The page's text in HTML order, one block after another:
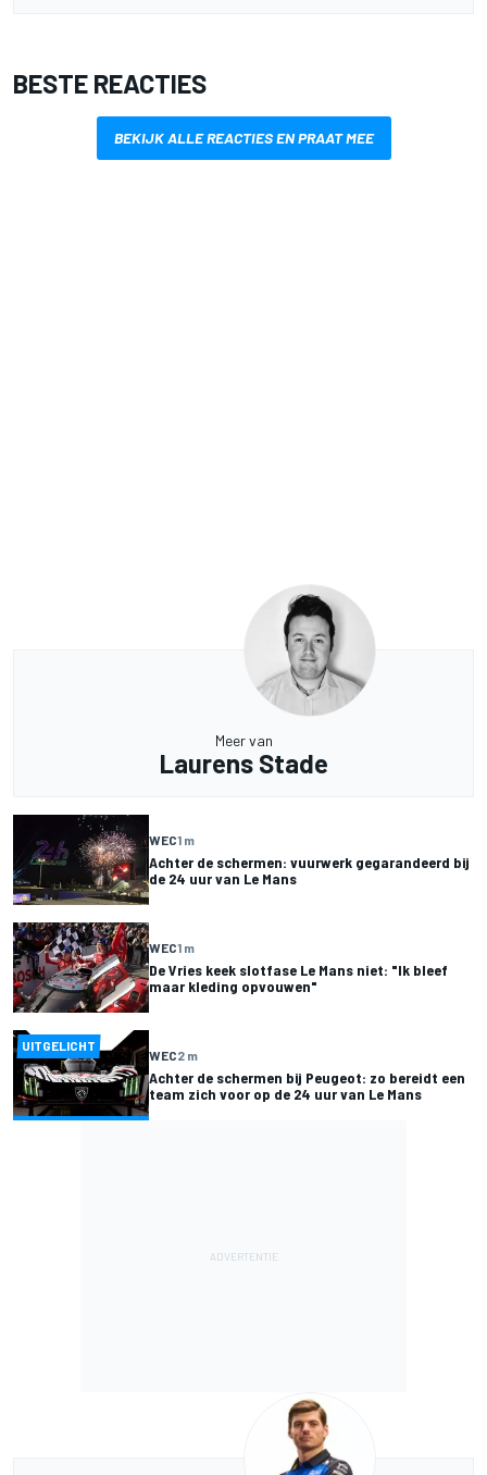
BESTE REACTIES
BEKIJK ALLE REACTIES EN PRAAT MEE
Meer van
Laurens Stade
WEC1 m
Achter de schermen: vuurwerk gegarandeerd bij
de 24 uur van Le Mans
WEC1 m
De Vries keek slotfase Le Mans niet: "Ik bleef
maar kleding opvouwen"
UITGELICHT
WEC2 m
Achter de schermen bij Peugeot: zo bereidt een
team zich voor op de 24 uur van Le Mans